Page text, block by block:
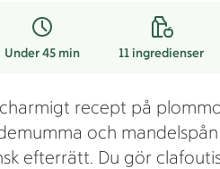
Under 45 min 11ingredienser
recept på
och
efterrätt. Du gör